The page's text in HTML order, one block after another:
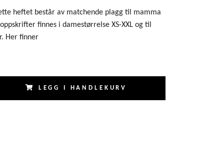
heftet består av matchende plagg til mamma
finnes i damestørrelse XS-XXL og til
Her finner
LEGG I HANDLEKURV